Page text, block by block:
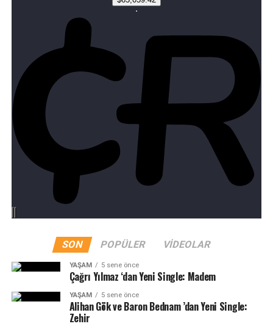
SON POPÜLER VIDEOLAR
YAŞAM 5 sene önce
Çağrı Yılmaz ‘dan Yeni Single: Madem
YAŞAM 5 sene önce
Alihan Gök ve Baron Bednam ’dan Yeni Single:
Zehir